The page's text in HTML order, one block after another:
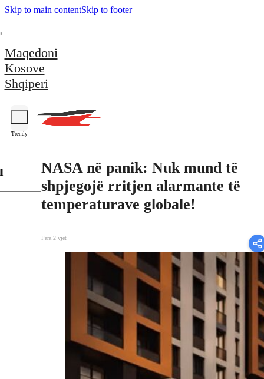
Skip to main contentSkip to footer
Maqedoni
Kosove
Shqiperi
Trendy
NASA në panik: Nuk mund të
shpjegojë rritjen alarmante të
temperaturave globale!
Para 2 vjet